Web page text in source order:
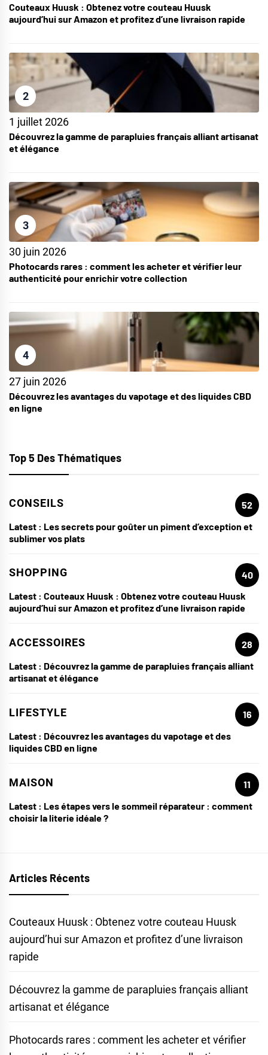
Couteaux Huusk : Obtenez votre couteau Huusk
aujourd’hui sur Amazon et profitez d’une livraison rapide
2
1 juillet 2026
Découvrez la gamme de parapluies français alliant artisanat
et élégance
3
30 juin 2026
Photocards rares : comment les acheter et vérifier leur
authenticité pour enrichir votre collection
4
27 juin 2026
Découvrez les avantages du vapotage et des liquides CBD
en ligne
Top 5 Des Thématiques
CONSEILS
52
Latest : Les secrets pour goûter un piment d’exception et
sublimer vos plats
SHOPPING
40
Latest : Couteaux Huusk : Obtenez votre couteau Huusk
aujourd’hui sur Amazon et profitez d’une livraison rapide
ACCESSOIRES
28
Latest : Découvrez la gamme de parapluies français alliant
artisanat et élégance
LIFESTYLE
16
Latest : Découvrez les avantages du vapotage et des
liquides CBD en ligne
MAISON
11
Latest : Les étapes vers le sommeil réparateur : comment
choisir la literie idéale ?
Articles Récents
Couteaux Huusk : Obtenez votre couteau Huusk
aujourd’hui sur Amazon et profitez d’une livraison
rapide
Découvrez la gamme de parapluies français alliant
artisanat et élégance
Photocards rares : comment les acheter et vérifier